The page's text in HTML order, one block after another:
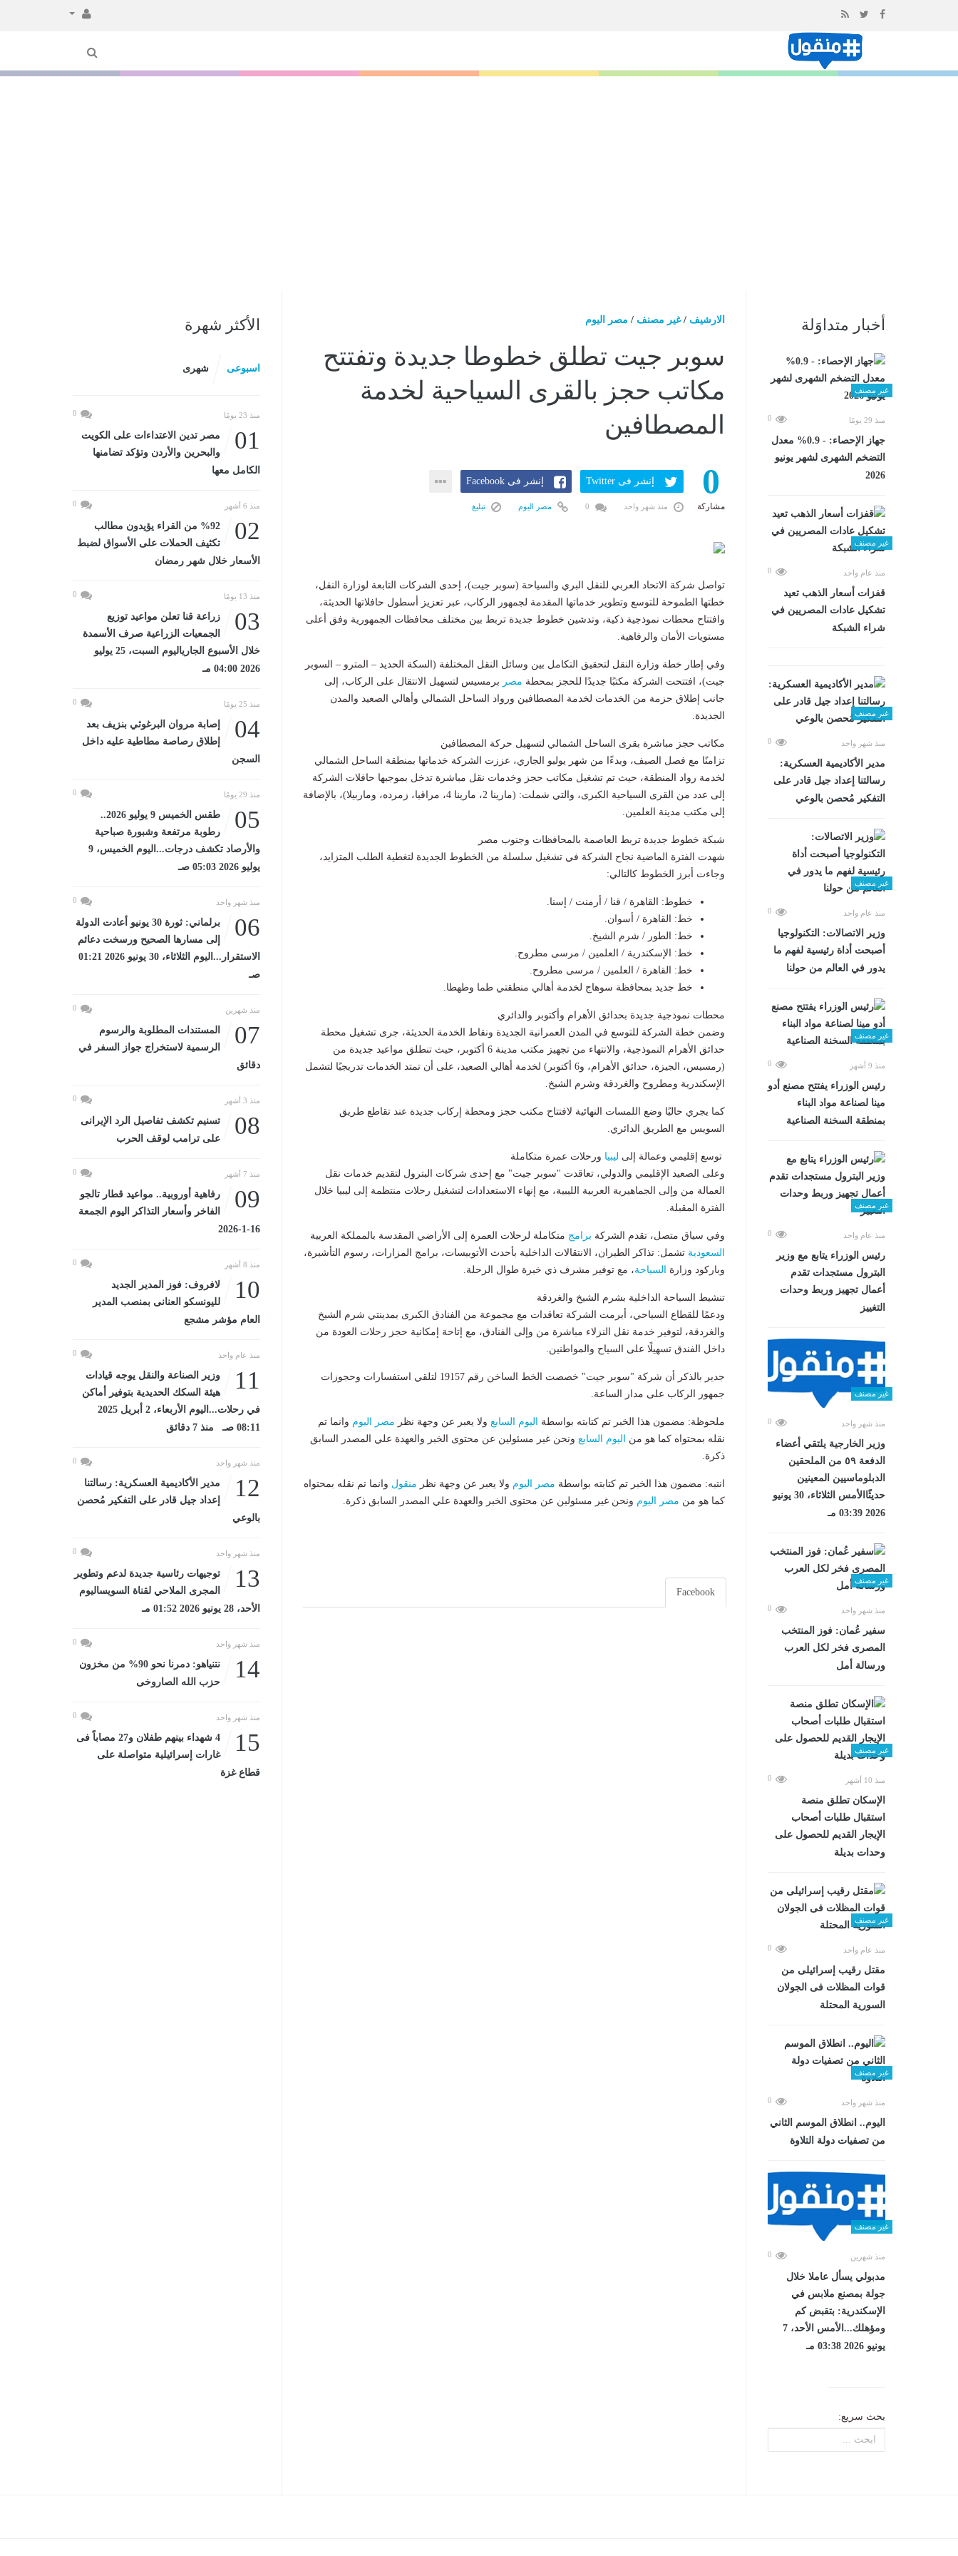
المحتوى
أخبار متداوَلة
غير مصنف
منذ 29 يومًا 0
جهاز الإحصاء: - 0.9% معدل
التضخم الشهرى لشهر يونيو
2026
غير مصنف
منذ عام واحد 0
قفزات أسعار الذهب تعيد
تشكيل عادات المصريين في
شراء الشبكة
غير مصنف
منذ شهر واحد 0
مدير الأكاديمية العسكرية:
رسالتنا إعداد جيل قادر على
التفكير مُحصن بالوعي
غير مصنف
منذ عام واحد 0
وزير الاتصالات: التكنولوجيا
أصبحت أداة رئيسية لفهم ما
يدور في العالم من حولنا
غير مصنف
منذ 9 أشهر 0
رئيس الوزراء يفتتح مصنع أدو
مينا لصناعة مواد البناء
بمنطقة السخنة الصناعية
غير مصنف
منذ عام واحد 0
رئيس الوزراء يتابع مع وزير
البترول مستجدات تقدم
أعمال تجهيز وربط وحدات
التغييز
غير مصنف
منذ شهر واحد 0
وزير الخارجية يلتقي أعضاء
الدفعة ٥٩ من الملحقين
الدبلوماسيين المعينين
حديثًاالأمس الثلاثاء، 30 يونيو
2026 03:39 مـ
غير مصنف
منذ شهر واحد 0
سفير عُمان: فوز المنتخب
المصرى فخر لكل العرب
ورسالة أمل
غير مصنف
منذ 10 أشهر 0
الإسكان تطلق منصة
استقبال طلبات أصحاب
الإيجار القديم للحصول على
وحدات بديلة
غير مصنف
منذ عام واحد 0
مقتل رقيب إسرائيلى من
قوات المظلات فى الجولان
السورية المحتلة
غير مصنف
منذ شهر واحد 0
اليوم.. انطلاق الموسم الثاني
من تصفيات دولة التلاوة
غير مصنف
منذ شهرين 0
مدبولي يسأل عاملا خلال
جولة بمصنع ملابس في
الإسكندرية: بتقبض كم
ومؤهلك...الأمس الأحد، 7
يونيو 2026 03:38 مـ
بحث سريع:
الارشيف /غير مصنف / مصر اليوم
سوبر جيت تطلق خطوطا جديدة وتفتتح
مكاتب حجز بالقرى السياحية لخدمة
المصطافين
0
مشاركة
إنشر فى Twitter إنشر فى Facebook
منذ شهر واحد مصر اليوم تبليغ
تواصل شركة الاتحاد العربي للنقل البري والسياحة (سوبر جيت)، إحدى الشركات التابعة لوزارة النقل،
خطتها الطموحة للتوسع وتطوير خدماتها المقدمة لجمهور الركاب، عبر تعزيز أسطول حافلاتها الحديثة،
وافتتاح محطات نموذجية ذكية، وتدشين خطوط جديدة تربط بين مختلف محافظات الجمهورية وفق أعلى
مستويات الأمان والرفاهية.
وفي إطار خطة وزارة النقل لتحقيق التكامل بين وسائل النقل المختلفة (السكة الحديد – المترو – السوبر
جيت)، افتتحت الشركة مكتبًا جديدًا للحجز بمحطة مصر برمسيس لتسهيل الانتقال على الركاب، إلى
جانب إطلاق حزمة من الخدمات لخدمة المصطافين ورواد الساحل الشمالي وأهالي الصعيد والمدن
الجديدة.
مكاتب حجز مباشرة بقرى الساحل الشمالي لتسهيل حركة المصطافين
تزامنًا مع فصل الصيف، وبدءًا من شهر يوليو الجاري، عززت الشركة خدماتها بمنطقة الساحل الشمالي
لخدمة رواد المنطقة، حيث تم تشغيل مكاتب حجز وخدمات نقل مباشرة تدخل بموجبها حافلات الشركة
إلى عدد من القرى السياحية الكبرى، والتي شملت: (مارينا 2، مارينا 4، مراقيا، زمرده، وماربيلا)، بالإضافة
إلى مكتب مدينة العلمين.
شبكة خطوط جديدة تربط العاصمة بالمحافظات وجنوب مصر
شهدت الفترة الماضية نجاح الشركة في تشغيل سلسلة من الخطوط الجديدة لتغطية الطلب المتزايد،
وجاءت أبرز الخطوط كالتالي:
خطوط: القاهرة / قنا / أرمنت / إسنا.
خط: القاهرة / أسوان.
خط: الطور / شرم الشيخ.
خط: الإسكندرية / العلمين / مرسى مطروح.
خط: القاهرة / العلمين / مرسى مطروح.
خط جديد بمحافظة سوهاج لخدمة أهالي منطقتي طما وطهطا.
محطات نموذجية جديدة بحدائق الأهرام وأكتوبر والدائري
وضمن خطة الشركة للتوسع في المدن العمرانية الجديدة ونقاط الخدمة الحديثة، جرى تشغيل محطة
حدائق الأهرام النموذجية، والانتهاء من تجهيز مكتب مدينة 6 أكتوبر، حيث تنطلق مواعيد جديدة من
(رمسيس، الجيزة، حدائق الأهرام، و6 أكتوبر) لخدمة أهالي الصعيد، على أن تمتد الخدمات تدريجيًا لتشمل
الإسكندرية ومطروح والغردقة وشرم الشيخ.
كما يجري حاليًا وضع اللمسات النهائية لافتتاح مكتب حجز ومحطة إركاب جديدة عند تقاطع طريق
السويس مع الطريق الدائري.
توسع إقليمي وعمالة إلى ليبيا ورحلات عمرة متكاملة
وعلى الصعيد الإقليمي والدولي، تعاقدت "سوبر جيت" مع إحدى شركات البترول لتقديم خدمات نقل
العمالة من وإلى الجماهيرية العربية الليبية، مع إنهاء الاستعدادات لتشغيل رحلات منتظمة إلى ليبيا خلال
الفترة المقبلة.
وفي سياق متصل، تقدم الشركة برامج متكاملة لرحلات العمرة إلى الأراضي المقدسة بالمملكة العربية
السعودية تشمل: تذاكر الطيران، الانتقالات الداخلية بأحدث الأتوبيسات، برامج المزارات، رسوم التأشيرة،
وباركود وزارة
السياحة، مع توفير مشرف ذي خبرة طوال الرحلة.
تنشيط السياحة الداخلية بشرم الشيخ والغردقة
ودعمًا للقطاع السياحي، أبرمت الشركة تعاقدات مع مجموعة من الفنادق الكبرى بمدينتي شرم الشيخ
والغردقة، لتوفير خدمة نقل النزلاء مباشرة من وإلى الفنادق، مع إتاحة إمكانية حجز رحلات العودة من
داخل الفندق تسهيلًا على السياح والمواطنين.
جدير بالذكر أن شركة "سوبر جيت" خصصت الخط الساخن رقم 19157 لتلقي استفسارات وحجوزات
جمهور الركاب على مدار الساعة.
ملحوظة: مضمون هذا الخبر تم كتابته بواسطة اليوم السابع ولا يعبر عن وجهة نظر مصر اليوم وانما تم
نقله بمحتواه كما هو من
اليوم السابع ونحن غير مسئولين عن محتوى الخبر والعهدة علي المصدر السابق
ذكرة.
انتبه: مضمون هذا الخبر تم كتابته بواسطة مصر اليوم ولا يعبر عن وجهة نظر منقول وانما تم نقله بمحتواه
كما هو من مصر اليوم ونحن غير مسئولين عن محتوى الخبر والعهدة علي المصدر السابق ذكرة.
Facebook
الأكثر شهرة
اسبوعى شهرى
منذ 23 يومًا 0
01
مصر تدين الاعتداءات على الكويت
والبحرين والأردن وتؤكد تضامنها
الكامل معها
منذ 6 أشهر 0
02
%92 من القراء يؤيدون مطالب
تكثيف الحملات على الأسواق لضبط
الأسعار خلال شهر رمضان
منذ 13 يومًا 0
03
زراعة قنا تعلن مواعيد توزيع
الجمعيات الزراعية صرف الأسمدة
خلال الأسبوع الجارياليوم السبت، 25 يوليو
2026 04:00 مـ
منذ 25 يومًا 0
04
إصابة مروان البرغوثي بنزيف بعد
إطلاق رصاصة مطاطية عليه داخل
السجن
منذ 29 يومًا 0
05
طقس الخميس 9 يوليو 2026..
رطوبة مرتفعة وشبورة صباحية
والأرصاد تكشف درجات...اليوم الخميس، 9
يوليو 2026 05:03 صـ
منذ شهر واحد 0
06
برلماني: ثورة 30 يونيو أعادت الدولة
إلى مسارها الصحيح ورسخت دعائم
الاستقرار...اليوم الثلاثاء، 30 يونيو 2026 01:21
صـ
منذ شهرين 0
07
المستندات المطلوبة والرسوم
الرسمية لاستخراج جواز السفر في
دقائق
منذ 3 أشهر 0
08
تسنيم تكشف تفاصيل الرد الإيرانى
على ترامب لوقف الحرب
منذ 7 أشهر 0
09
رفاهية أوروبية.. مواعيد قطار تالجو
الفاخر وأسعار التذاكر اليوم الجمعة
16-1-2026
منذ 8 أشهر 0
10
لافروف: فوز المدير الجديد
لليونسكو العنانى بمنصب المدير
العام مؤشر مشجع
منذ عام واحد 0
11
وزير الصناعة والنقل يوجه قيادات
هيئة السكك الحديدية بتوفير أماكن
في رحلات...اليوم الأربعاء، 2 أبريل 2025
08:11 صـ منذ 7 دقائق
منذ شهر واحد 0
12
مدير الأكاديمية العسكرية: رسالتنا
إعداد جيل قادر على التفكير مُحصن
بالوعي
منذ شهر واحد 0
13
توجيهات رئاسية جديدة لدعم وتطوير
المجرى الملاحي لقناة السويساليوم
الأحد، 28 يونيو 2026 01:52 مـ
منذ شهر واحد 0
14
نتنياهو: دمرنا نحو 90% من مخزون
حزب الله الصاروخى
منذ شهر واحد 0
15
4 شهداء بينهم طفلان و27 مصاباً فى
غارات إسرائيلية متواصلة على
قطاع غزة